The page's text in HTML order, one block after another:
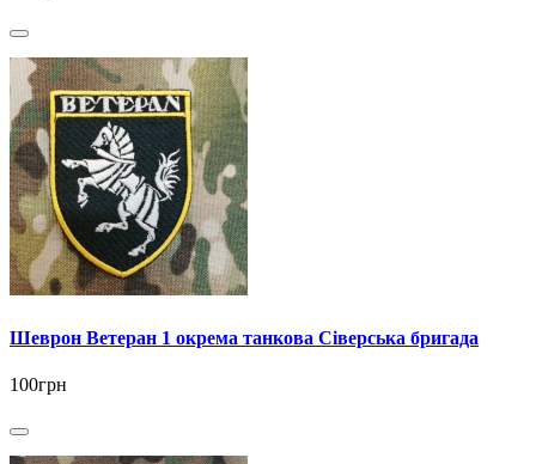
Шеврон Ветеран 1 окрема танкова Сіверська бригада
100грн